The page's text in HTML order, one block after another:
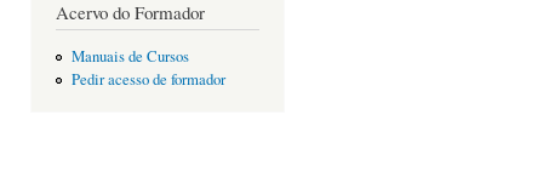
Acervo do Formador
Manuais de Cursos
Pedir acesso de formador